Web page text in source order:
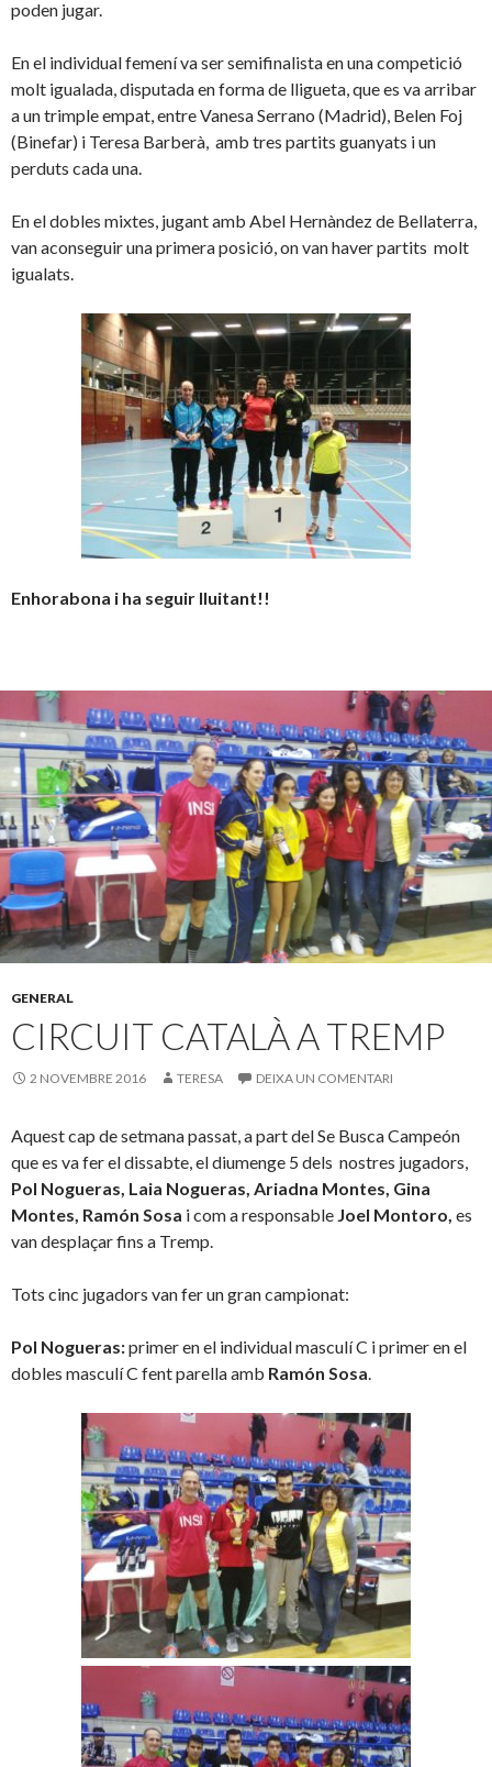
poden jugar.
En el individual femení va ser semifinalista en una competició
molt igualada, disputada en forma de lligueta, que es va arribar
a un trimple empat, entre Vanesa Serrano (Madrid), Belen Foj
(Binefar) i Teresa Barberà, amb tres partits guanyats i un
perduts cada una.
En el dobles mixtes, jugant amb Abel Hernàndez de Bellaterra,
van aconseguir una primera posició, on van haver partits molt
igualats.
Enhorabona i ha seguir lluitant!!
GENERAL
CIRCUIT CATALÀ A TREMP
2 NOVEMBRE 2016 TERESA DEIXA UN COMENTARI
Aquest cap de setmana passat, a part del Se Busca Campeón
que es va fer el dissabte, el diumenge 5 dels nostres jugadors,
Pol Nogueras, Laia Nogueras, Ariadna Montes, Gina
Montes, Ramón Sosa i com a responsable Joel Montoro, es
van desplaçar fins a Tremp.
Tots cinc jugadors van fer un gran campionat:
Pol Nogueras:primer en el individual masculí C i primer en el
dobles masculí C fent parella amb Ramón Sosa.